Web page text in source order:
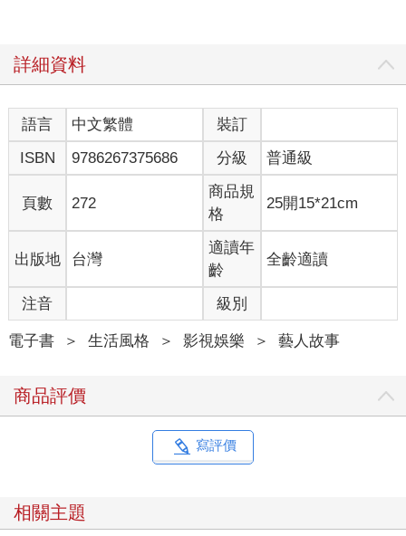
詳細資料
語言 中文繁體
裝訂
ISBN
9786267375686 分級 普通級
頁數 272
商品規
格
25開15*21cm
出版地 台灣
適讀年
齡
全齡適讀
注音 級別
電子書 ＞ 生活風格 ＞ 影視娛樂 ＞ 藝人故事
商品評價
寫評價
相關主題